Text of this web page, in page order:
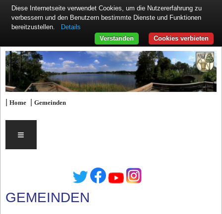
|Home |Gemeinden
≡
GEMEINDEN
Diese Internetseite verwendet Cookies, um die Nutzererfahrung zu
verbessern und den Benutzern bestimmte Dienste und Funktionen
bereitzustellen.
Details
Cookies verbieten
Verstanden